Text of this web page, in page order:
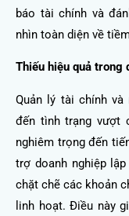
báo tài chính và
nhìn toàn diện về
Thiếu hiệu quả trong
Quản lý tài chính
đến tình trạng vượt
nghiêm trọng đến
trợ doanh nghiệp
chặt chẽ các khoản
linh hoạt. Điều này